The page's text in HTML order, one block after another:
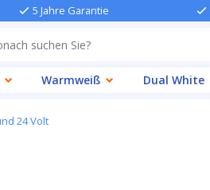
5 Jahre Garantie
Warmweiß Dual White
24 Volt